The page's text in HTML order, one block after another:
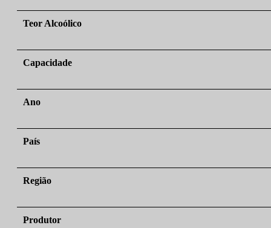
Teor Alcoólico
Capacidade
Ano
País
Região
Produtor